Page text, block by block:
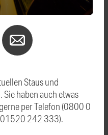
Staus und
haben auch etwas
per Telefon (0800 0
242 333).